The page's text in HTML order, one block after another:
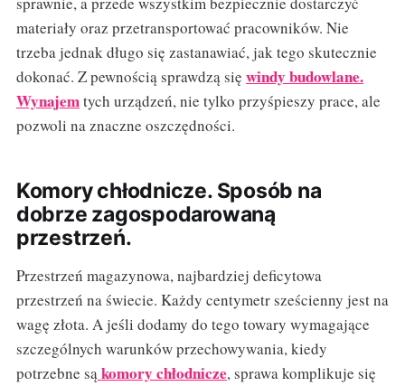
materiały oraz przetransportować pracowników. Nie
trzeba jednak długo się zastanawiać, jak tego skutecznie
dokonać. Z pewnością sprawdzą się windy budowlane.
Wynajemtych urządzeń, nie tylko przyśpieszy prace, ale
pozwoli na znaczne oszczędności.
Komory chłodnicze. Sposób na
dobrze zagospodarowaną
przestrzeń.
Przestrzeń magazynowa, najbardziej deficytowa
przestrzeń na świecie. Każdy centymetr sześcienny jest na
wagę złota. A jeśli dodamy do tego towary wymagające
szczególnych warunków przechowywania, kiedy
potrzebne sąkomory chłodnicze, sprawa komplikuje się